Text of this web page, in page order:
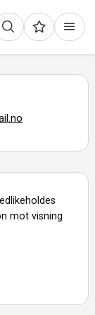
mot visning